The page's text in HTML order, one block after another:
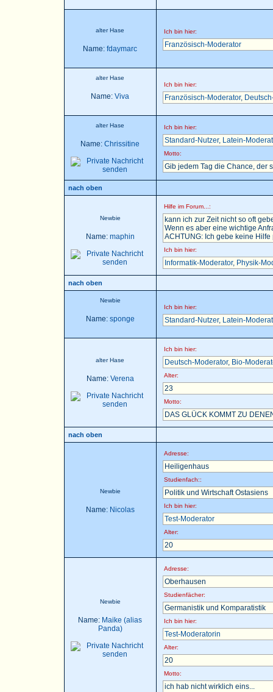
alter Hase
Name: fdaymarc
Ich bin hier:
Französisch-Moderator
alter Hase
Name: Viva
Ich bin hier:
Französisch-Moderator,
alter Hase
Name: Chrissitine
Ich bin hier:
Standard-Nutzer, Latein-
Motto:
Gib jedem Tag die Chance, der
nach oben
Newbie
Name: maphin
Hilfe im Forum...:
kann ich zur Zeit nicht so oft
Wenn es aber eine wichtige
ACHTUNG: Ich gebe keine
Ich bin hier:
Informatik-Moderator, Physik-
nach oben
Newbie
Name: sponge
Ich bin hier:
Standard-Nutzer, Latein-
alter Hase
Name: Verena
Ich bin hier:
Deutsch-Moderator, Bio-
Alter:
23
Motto:
DAS GLÜCK KOMMT ZU
nach oben
Newbie
Name: Nicolas
Adresse:
Heiligenhaus
Studienfach::
Politik und Wirtschaft Ostasiens
Ich bin hier:
Test-Moderator
Alter:
20
Newbie
Name: Maike (alias
Panda)
Adresse:
Oberhausen
Studienfächer:
Germanistik und Komparatistik
Ich bin hier:
Test-Moderatorin
Alter:
20
Motto:
ich hab nicht wirklich eins...